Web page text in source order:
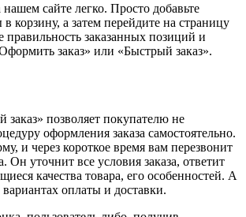
сайте легко. Просто добавьте
корзину, а затем перейдите на страницу
правильность заказанных позиций и
заказ» или «Быстрый заказ».
позволяет покупателю не
оформления заказа самостоятельно.
и через короткое время вам перезвонит
Он уточнит все условия заказа, ответит
качества товара, его особенностей. А
оплаты и доставки.